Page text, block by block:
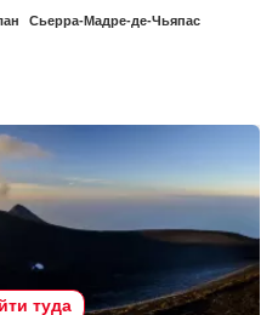
Сьерра-Мадре-де-Чьяпас
туда